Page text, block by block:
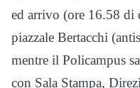
ed arrivo (ore 16.58 di
piazzale Bertacchi
mentre il Policampus
con Sala Stampa,